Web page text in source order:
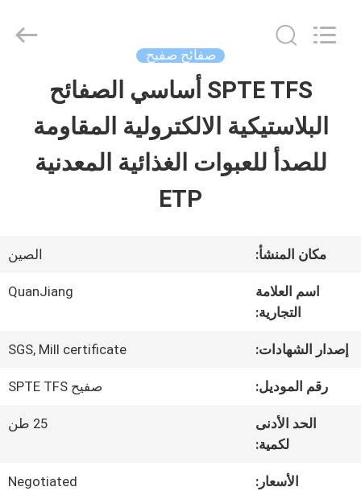
منتجات
فيديو
معلومات
عنا
جولة
المعمل
METAL
Reserved.
صفائح صفيح
SPTE TFS أساسي الصفائح
البلاستيكية الالكترولية المقاومة
للصدأ للعبوات الغذائية المعدنية
ETP
مكان المنشأ: الصين
اسم العلامة
التجارية:
QuanJiang
إصدار الشهادات: SGS, Mill certificate
رقم الموديل: صفيح SPTE TFS
الحد الأدنى
لكمية:
25 طن
الأسعار: Negotiated